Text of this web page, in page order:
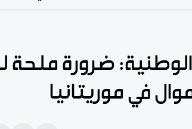
ضرورة ملحة
في موريتانيا